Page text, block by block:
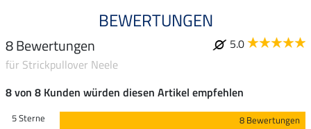
BEWERTUNGEN
8 Bewertungen
5.0
für Strickpullover Neele
8 von 8 Kunden würden diesen Artikel empfehlen
5 Sterne
8 Bewertungen